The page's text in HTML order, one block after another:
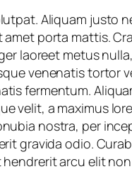
Aliquam justo
porta mattis.
laoreet metus
venenatis tortor
fermentum.
velit, a maximus
nostra, per
gravida odio.
arcu elit